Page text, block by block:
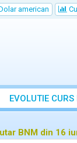
american
EVOLUTIE
BNM din 16